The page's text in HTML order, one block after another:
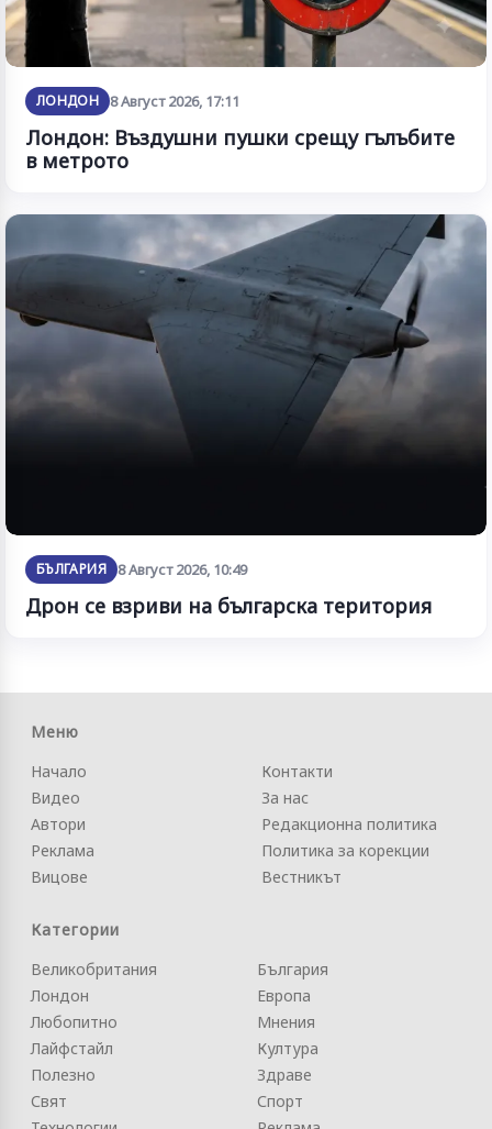
ЛОНДОН 8 Август 2026, 17:11
Лондон: Въздушни пушки срещу гълъбите
в метрото
БЪЛГАРИЯ 8 Август 2026, 10:49
Дрон се взриви на българска територия
Меню
Начало
Видео
Автори
Реклама
Вицове
Контакти
За нас
Редакционна политика
Политика за корекции
Вестникът
Категории
Великобритания
Лондон
Любопитно
Лайфстайл
Полезно
Свят
България
Европа
Мнения
Култура
Здраве
Спорт